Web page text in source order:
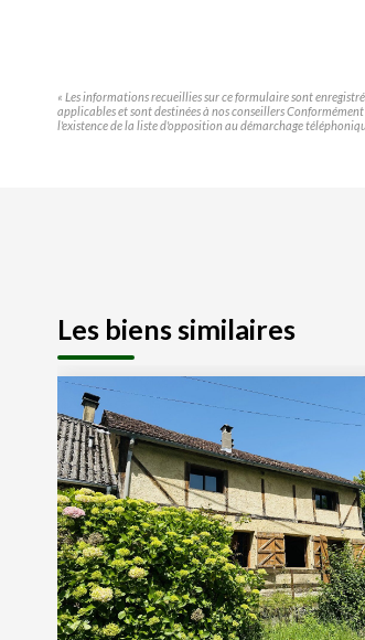
« Les informations recueillies sur ce formulaire sont
applicables et sont destinées à nos conseillers
l'existence de la liste d'opposition au démarchage
Les biens similaires